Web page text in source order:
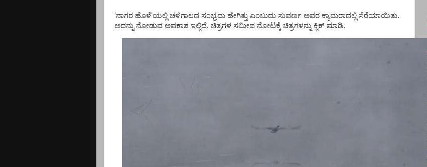
ʼನಾಗರ ಹೊಳೆʼಯಲ್ಲಿ ಚಳಿಗಾಲದ ಸಂಭ್ರಮ ಹೇಗಿತ್ತು ಎಂಬುದು ಸುವರ್ಣ ಅವರ ಕ್ಯಾಮರಾದಲ್ಲಿ ಸೆರೆಯಾಯಿತು.
ಅದನ್ನು ನೋಡುವ ಅವಕಾಶ ಇಲ್ಲಿದೆ. ಚಿತ್ರಗಳ ಸಮೀಪ ನೋಟಕ್ಕೆ ಚಿತ್ರಗಳನ್ನು ಕ್ಲಿಕ್‌ ಮಾಡಿ.